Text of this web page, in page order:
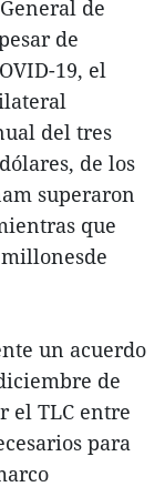
de
de
19, el
del tres
de los
superaron
que
un acuerdo
de
el TLC entre
para